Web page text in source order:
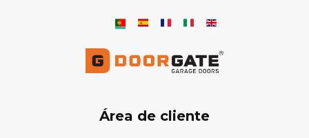
Área de cliente